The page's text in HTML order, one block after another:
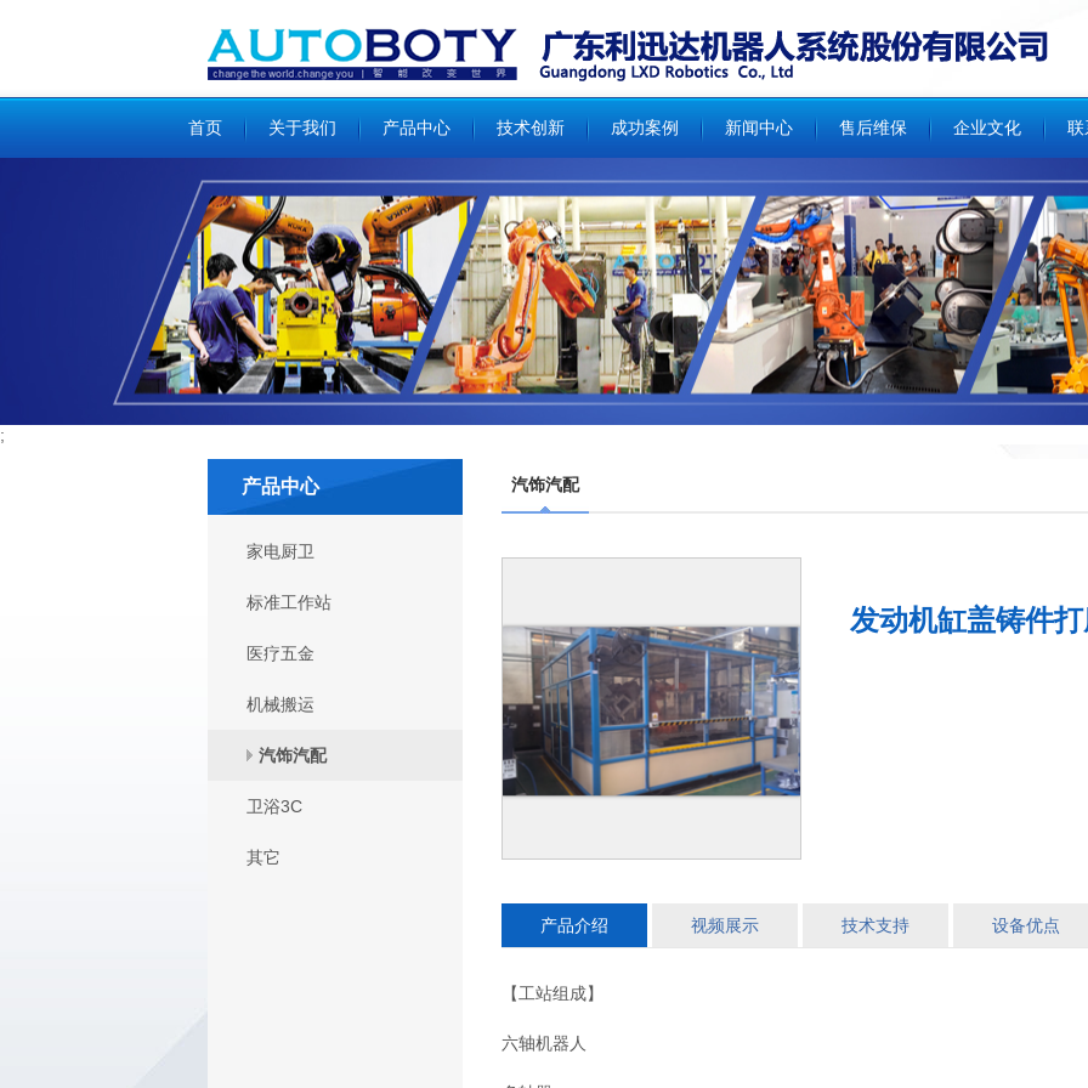
首页 关于我们 产品中心 技术创新 成功案例 新闻中心 售后维保 企业文化 联
;
产品中心
家电厨卫
标准工作站
医疗五金
机械搬运
汽饰汽配
卫浴3C
其它
汽饰汽配
发动机缸盖铸件
产品介绍 视频展示 技术支持 设备优点
【工站组成】
六轴机器人